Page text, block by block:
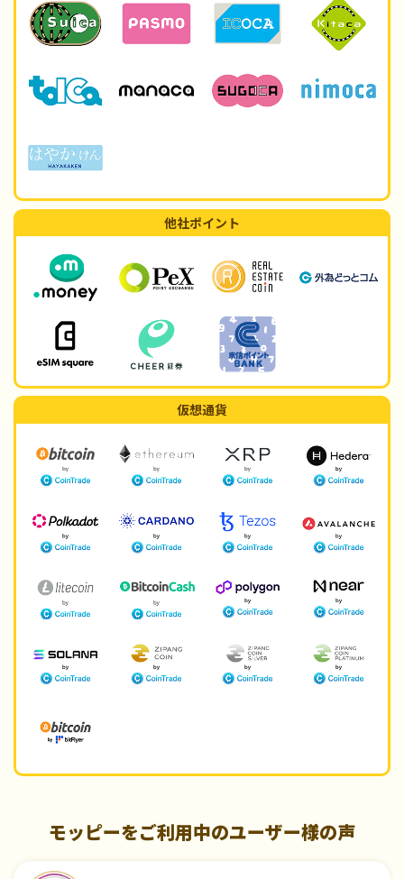
他社ポイント
仮想通貨
モッピーをご利用中のユーザー様の声